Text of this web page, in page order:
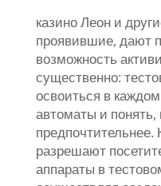
казино Леон и
проявившие, дают
возможность
существенно:
освоиться в
автоматы и понять,
разрешают
аппараты в